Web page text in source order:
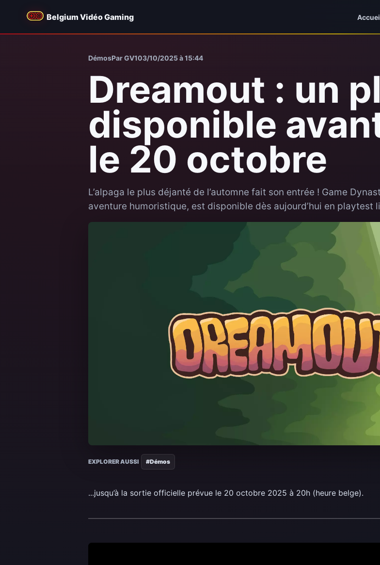
Belgium Vidéo Gaming
DémosPar GV103/10/2025 à 15:44
Dreamout : un
disponible
le 20 octobre
L’alpaga le plus déjanté de l’automne fait son entrée ! Game
aventure humoristique, est disponible dès aujourd’hui en playtest
EXPLORER AUSSI #Démos
...jusqu’à la sortie officielle prévue le 20 octobre 2025 à 20h (heure belge).